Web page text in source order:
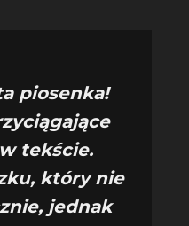
piosenka!
tekście.
który nie
jednak